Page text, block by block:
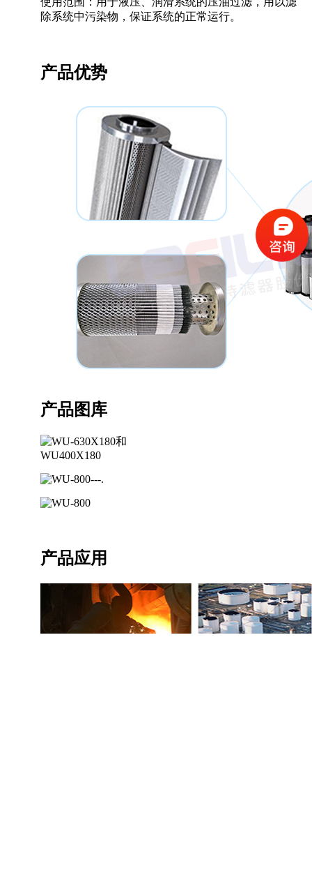
除系统中污染物，保证系统的正常运行。
产品优势
产品图库
产品应用